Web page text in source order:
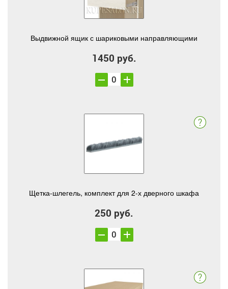
Выдвижной ящик с шариковыми направляющими
1450 руб.
Щетка-шлегель, комплект для 2-х дверного шкафа
250 руб.